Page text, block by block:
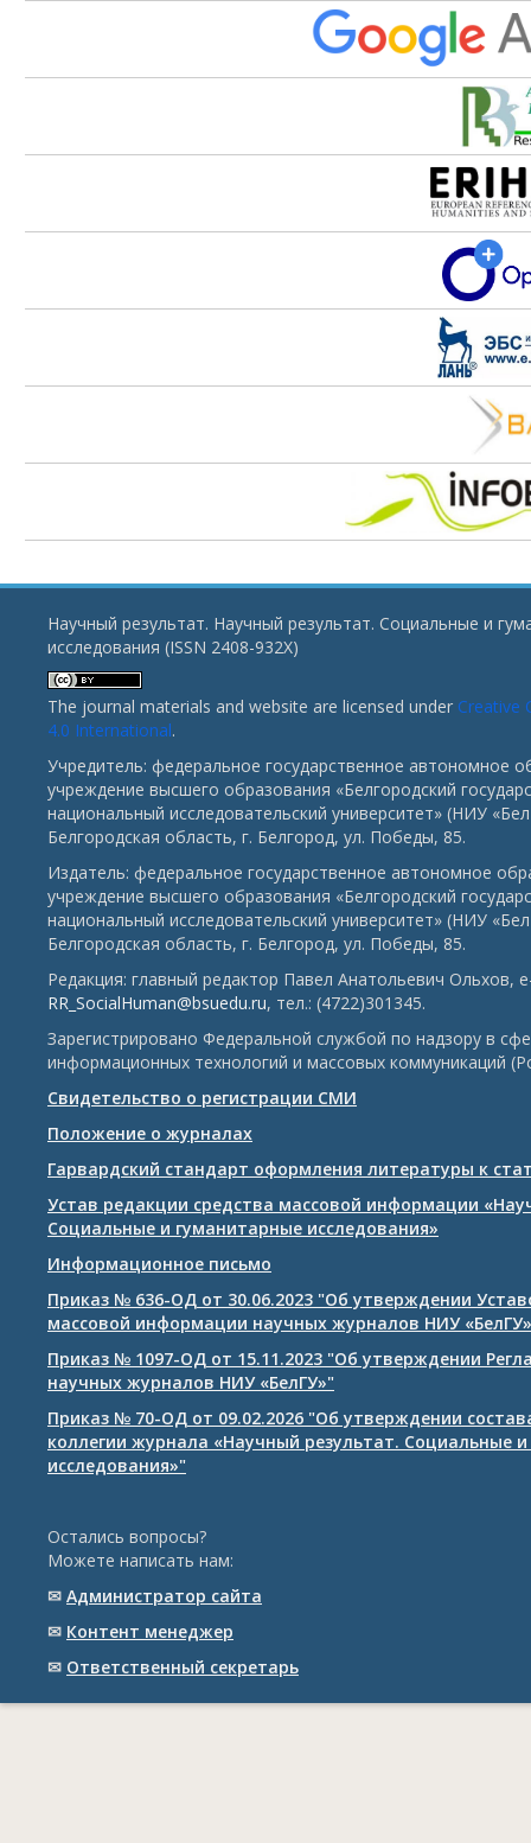
Научный результат. Научный результат. Социальные и
исследования (ISSN 2408-932X)
The journal materials and website are licensed under Creative
4.0 International.
Учредитель: федеральное государственное автономное
учреждение высшего образования «Белгородский
национальный исследовательский университет» (НИУ
Белгородская область, г. Белгород, ул. Победы, 85.
Издатель: федеральное государственное автономное
учреждение высшего образования «Белгородский
национальный исследовательский университет» (НИУ
Белгородская область, г. Белгород, ул. Победы, 85.
Редакция: главный редактор Павел Анатольевич Ольхов,
RR_SocialHuman@bsuedu.ru, тел.: (4722)301345.
Зарегистрировано Федеральной службой по надзору в
информационных технологий и массовых коммуникаций
Свидетельство о регистрации СМИ
Положение о журналах
Гарвардский стандарт оформления литературы к
Устав редакции средства массовой информации
Социальные и гуманитарные исследования»
Информационное письмо
Приказ № 636-ОД от 30.06.2023 "Об утверждении
массовой информации научных журналов НИУ «БелГУ»
Приказ № 1097-ОД от 15.11.2023 "Об утверждении
научных журналов НИУ «БелГУ»"
Приказ № 70-ОД от 09.02.2026 "Об утверждении
коллегии журнала «Научный результат. Социальные
исследования»"
Остались вопросы?
Можете написать нам:
✉ Администратор сайта
✉ Контент менеджер
✉ Ответственный cекретарь